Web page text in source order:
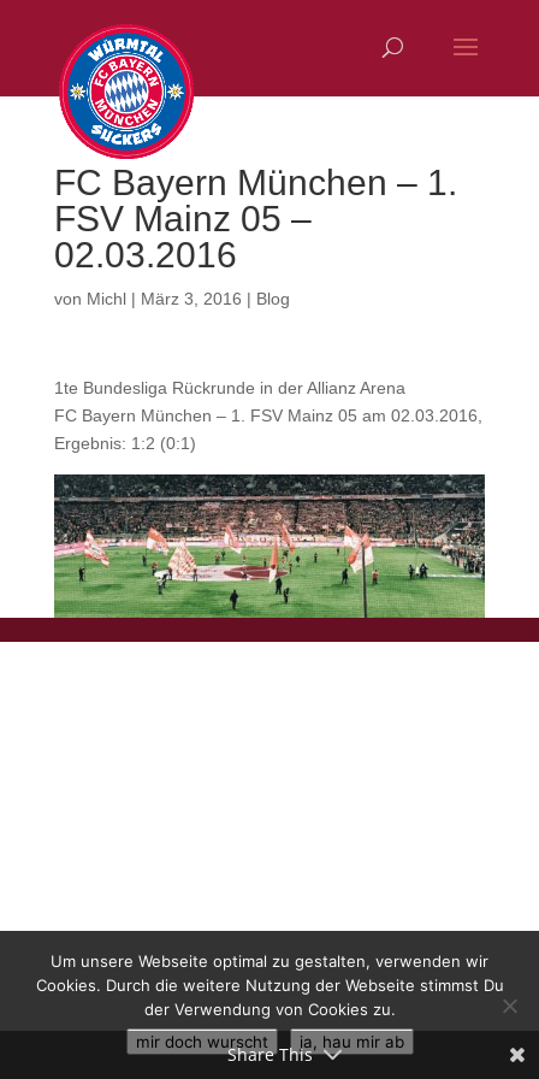
FC Bayern München – 1.
FSV Mainz 05 –
02.03.2016
von Michl| März 3, 2016 | Blog
1te Bundesliga Rückrunde in der Allianz Arena
FC Bayern München – 1. FSV Mainz 05 am 02.03.2016,
Ergebnis: 1:2 (0:1)
Share This
Um unsere Webseite optimal zu gestalten, verwenden wir
Cookies. Durch die weitere Nutzung der Webseite stimmst Du
der Verwendung von Cookies zu.
mir doch wurscht
ja, hau mir ab